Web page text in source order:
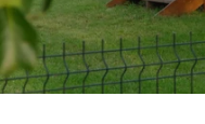
Zezwól na wszystkie